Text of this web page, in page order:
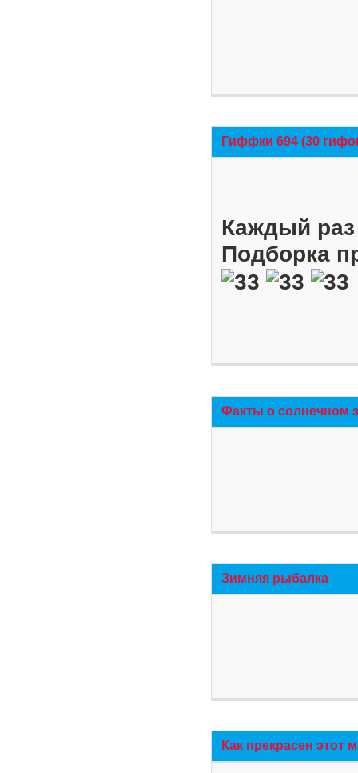
Гиффки 694 (30
Каждый
Подборка
Факты о солнечном
Зимняя рыбалка
Как прекрасен этот